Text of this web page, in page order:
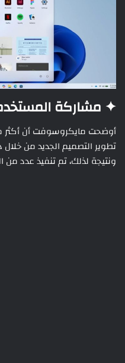
✦ مشاركة
أوضحت مايكروسوفت أن أكثر
تطوير التصميم الجديد من
ونتيجة لذلك، تم تنفيذ عدد من